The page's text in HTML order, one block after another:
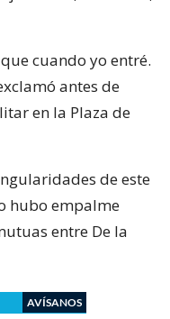
cuando yo entré.
antes de
en la Plaza de
de este
hubo empalme
entre De la
AVÍSANOS